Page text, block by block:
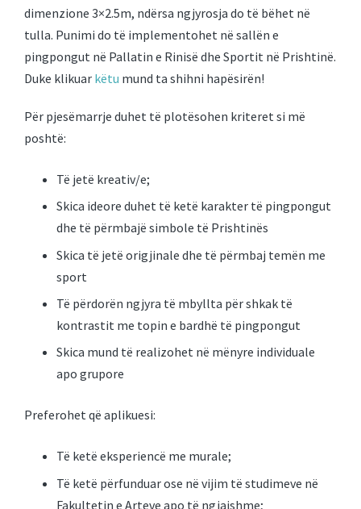
dimenzione 3×2.5m, ndërsa ngjyrosja do të bëhet në
tulla. Punimi do të implementohet në sallën e
pingpongut në Pallatin e Rinisë dhe Sportit në Prishtinë.
Duke klikuar këtu mund ta shihni hapësirën!
Për pjesëmarrje duhet të plotësohen kriteret si më
poshtë:
Të jetë kreativ/e;
Skica ideore duhet të ketë karakter të pingpongut
dhe të përmbajë simbole të Prishtinës
Skica të jetë origjinale dhe të përmbaj temën me
sport
Të përdorën ngjyra të mbyllta për shkak të
kontrastit me topin e bardhë të pingpongut
Skica mund të realizohet në mënyre individuale
apo grupore
Preferohet që aplikuesi:
Të ketë eksperiencë me murale;
Të ketë përfunduar ose në vijim të studimeve në
Fakultetin e Arteve apo të ngjajshme;